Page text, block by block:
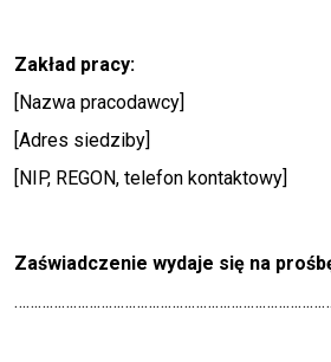
Zakład pracy:
[Nazwa pracodawcy]
[Adres siedziby]
[NIP, REGON, telefon kontaktowy]
Zaświadczenie wydaje się na